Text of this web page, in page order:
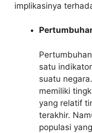
implikasinya
satu
suatu
memiliki
yang relatif
terakhir.
populasi